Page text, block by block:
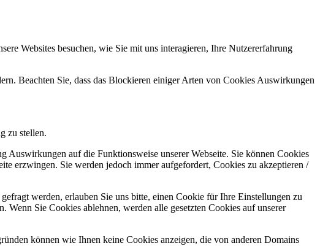
Websites besuchen, wie Sie mit uns interagieren, Ihre Nutzererfahrung
Beachten Sie, dass das Blockieren einiger Arten von Cookies Auswirkungen
zu stellen.
Auswirkungen auf die Funktionsweise unserer Webseite. Sie können Cookies
erzwingen. Sie werden jedoch immer aufgefordert, Cookies zu akzeptieren /
werden, erlauben Sie uns bitte, einen Cookie für Ihre Einstellungen zu
Sie Cookies ablehnen, werden alle gesetzten Cookies auf unserer
können wie Ihnen keine Cookies anzeigen, die von anderen Domains